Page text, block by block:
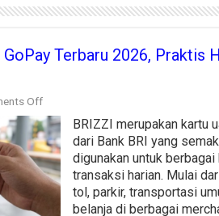
Terbaru 2026, Praktis
Offon
Cara
Top
Up
BRIZZI
Lewat
GoPay
Terbaru
BRIZZI merupakan kartu
dari Bank BRI yang
digunakan untuk berbagai
transaksi harian. Mulai
tol, parkir, transportasi
belanja di berbagai